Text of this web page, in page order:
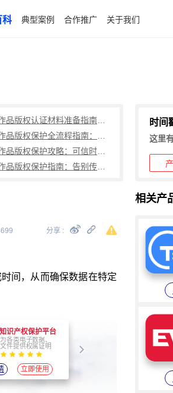
科 典型案例 合作推广 关于我们
时间
这里
分享 :
间，从而确保数据在特定
知识产权保护平台
为各类电子数据、
文件提供权属证明
立即使用
电子签约平
为电子合同提
靠电子签名
立即
相关产